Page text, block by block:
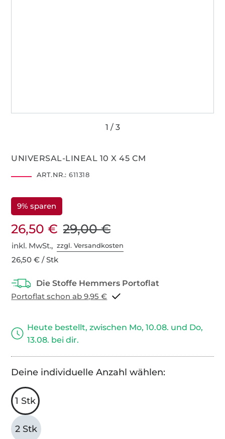
UNIVERSAL-LINEAL 10 X 45 CM
ART.NR.: 611318
9% sparen
26,50 € 29,00 €
inkl. MwSt.,zzgl. Versandkosten
26,50 € / Stk
Portoflat schon ab 9,95 €
Heute bestellt, zwischen Mo, 10.08. und Do,
13.08. bei dir.
Deine individuelle Anzahl wählen:
1 Stk
2 Stk